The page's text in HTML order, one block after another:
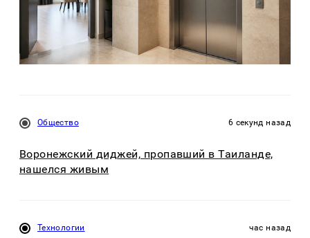
Общество 6 секунд назад
Воронежский диджей, пропавший в Таиланде,
нашелся живым
Технологии час назад